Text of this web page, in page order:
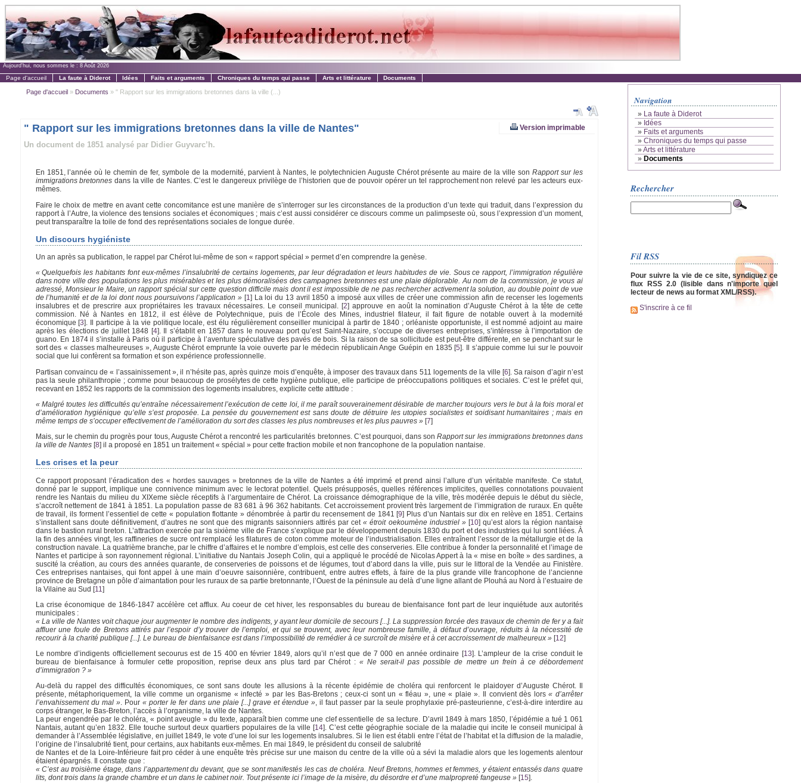
Aujourd'hui, nous sommes le : 8 Août 2026
Page d'accueil La faute à Diderot Idées Faits et arguments Chroniques du temps qui passe Arts et littérature Documents
Page d'accueil» Documents » " Rapport sur les immigrations bretonnes dans la ville (...)
Version imprimable
" Rapport sur les immigrations bretonnes dans la ville de Nantes"
Un document de 1851 analysé par Didier Guyvarc’h.
En 1851, l’année où le chemin de fer, symbole de la modernité, parvient à Nantes, le polytechnicien Auguste Chérot présente au maire de la ville sonRapport sur les
immigrations bretonnes dans la ville de Nantes. C’est le dangereux privilège de l’historien que de pouvoir opérer un tel rapprochement non relevé par les acteurs eux-
mêmes.
Faire le choix de mettre en avant cette concomitance est une manière de s’interroger sur les circonstances de la production d’un texte qui traduit, dans l’expression du
rapport à l’Autre, la violence des tensions sociales et économiques ; mais c’est aussi considérer ce discours comme un palimpseste où, sous l’expression d’un moment,
peut transparaître la toile de fond des représentations sociales de longue durée.
Un discours hygiéniste
Un an après sa publication, le rappel par Chérot lui-même de son « rapport spécial » permet d’en comprendre la genèse.
« Quelquefois les habitants font eux-mêmes l’insalubrité de certains logements, par leur dégradation et leurs habitudes de vie. Sous ce rapport, l’immigration régulière
dans notre ville des populations les plus misérables et les plus démoralisées des campagnes bretonnes est une plaie déplorable. Au nom de la commission, je vous ai
adressé, Monsieur le Maire, un rapport spécial sur cette question difficile mais dont il est impossible de ne pas rechercher activement la solution, au double point de vue
de l’humanité et de la loi dont nous poursuivons l’application » [1] La loi du 13 avril 1850 a imposé aux villes de créer une commission afin de recenser les logements
insalubres et de prescrire aux propriétaires les travaux nécessaires. Le conseil municipal. [2] approuve en août la nomination d’Auguste Chérot à la tête de cette
commission. Né à Nantes en 1812, il est élève de Polytechnique, puis de l’École des Mines, industriel filateur, il fait figure de notable ouvert à la modernité
économique [3]. Il participe à la vie politique locale, est élu régulièrement conseiller municipal à partir de 1840 ; orléaniste opportuniste, il est nommé adjoint au maire
après les élections de juillet 1848 [4]. Il s’établit en 1857 dans le nouveau port qu’est Saint-Nazaire, s’occupe de diverses entreprises, s’intéresse à l’importation de
guano. En 1874 il s’installe à Paris où il participe à l’aventure spéculative des pavés de bois. Si la raison de sa sollicitude est peut-être différente, en se penchant sur le
sort des « classes malheureuses », Auguste Chérot emprunte la voie ouverte par le médecin républicain Ange Guépin en 1835 [5]. Il s’appuie comme lui sur le pouvoir
social que lui confèrent sa formation et son expérience professionnelle.
Partisan convaincu de « l’assainissement », il n’hésite pas, après quinze mois d’enquête, à imposer des travaux dans 511 logements de la ville [6]. Sa raison d’agir n’est
pas la seule philanthropie ; comme pour beaucoup de prosélytes de cette hygiène publique, elle participe de préoccupations politiques et sociales. C’est le préfet qui,
recevant en 1852 les rapports de la commission des logements insalubres, explicite cette attitude :
« Malgré toutes les difficultés qu’entraîne nécessairement l’exécution de cette loi, il me paraît souverainement désirable de marcher toujours vers le but à la fois moral et
d’amélioration hygiénique qu’elle s’est proposée. La pensée du gouvernement est sans doute de détruire les utopies socialistes et soidisant humanitaires ; mais en
même temps de s’occuper effectivement de l’amélioration du sort des classes les plus nombreuses et les plus pauvres »[7]
Mais, sur le chemin du progrès pour tous, Auguste Chérot a rencontré les particularités bretonnes. C’est pourquoi, dans sonRapport sur les immigrations bretonnes dans
la ville de Nantes[8] il a proposé en 1851 un traitement « spécial » pour cette fraction mobile et non francophone de la population nantaise.
Les crises et la peur
Ce rapport proposant l’éradication des « hordes sauvages » bretonnes de la ville de Nantes a été imprimé et prend ainsi l’allure d’un véritable manifeste. Ce statut,
donné par le support, implique une connivence minimum avec le lectorat potentiel. Quels présupposés, quelles références implicites, quelles connotations pouvaient
rendre les Nantais du milieu du XIXeme siècle réceptifs à l’argumentaire de Chérot. La croissance démographique de la ville, très modérée depuis le début du siècle,
s’accroît nettement de 1841 à 1851. La population passe de 83 681 à 96 362 habitants. Cet accroissement provient très largement de l’immigration de ruraux. En quête
de travail, ils forment l’essentiel de cette « population flottante » dénombrée à partir du recensement de 1841 [9] Plus d’un Nantais sur dix en relève en 1851. Certains
s’installent sans doute définitivement, d’autres ne sont que des migrants saisonniers attirés par cet« étroit oekoumène industriel »[10]qu’est alors la région nantaise
dans le bastion rural breton. L’attraction exercée par la sixième ville de France s’explique par le développement depuis 1830 du port et des industries qui lui sont liées. À
la fin des années vingt, les raffineries de sucre ont remplacé les filatures de coton comme moteur de l’industrialisation. Elles entraînent l’essor de la métallurgie et de la
construction navale. La quatrième branche, par le chiffre d’affaires et le nombre d’emplois, est celle des conserveries. Elle contribue à fonder la personnalité et l’image de
Nantes et participe à son rayonnement régional. L’initiative du Nantais Joseph Colin, qui a appliqué le procédé de Nicolas Appert à la « mise en boîte » des sardines, a
suscité la création, au cours des années quarante, de conserveries de poissons et de légumes, tout d’abord dans la ville, puis sur le littoral de la Vendée au Finistère.
Ces entreprises nantaises, qui font appel à une main d’oeuvre saisonnière, contribuent, entre autres effets, à faire de la plus grande ville francophone de l’ancienne
province de Bretagne un pôle d’aimantation pour les ruraux de sa partie bretonnante, l’Ouest de la péninsule au delà d’une ligne allant de Plouhá au Nord à l’estuaire de
la Vilaine au Sud [11 ]
La crise économique de 1846-1847 accélère cet afflux. Au coeur de cet hiver, les responsables du bureau de bienfaisance font part de leur inquiétude aux autorités
municipales :
« La ville de Nantes voit chaque jour augmenter le nombre des indigents, y ayant leur domicile de secours [...]. La suppression forcée des travaux de chemin de fer y a fait
affluer une foule de Bretons attirés par l’espoir d’y trouver de l’emploi, et qui se trouvent, avec leur nombreuse famille, à défaut d’ouvrage, réduits à la nécessité de
recourir à la charité publique [...]. Le bureau de bienfaisance est dans l’impossibilité de remédier à ce surcroît de misère et à cet accroissement de malheureux »[12]
Le nombre d’indigents officiellement secourus est de 15 400 en février 1849, alors qu’il n’est que de 7 000 en année ordinaire [13]. L’ampleur de la crise conduit le
bureau de bienfaisance à formuler cette proposition, reprise deux ans plus tard par Chérot : « Ne serait-il pas possible de mettre un frein à ce débordement
d’immigration ? »
Au-delà du rappel des difficultés économiques, ce sont sans doute les allusions à la récente épidémie de choléra qui renforcent le plaidoyer d’Auguste Chérot. Il
présente, métaphoriquement, la ville comme un organisme « infecté » par les Bas-Bretons ; ceux-ci sont un « fléau », une « plaie ». Il convient dès lors« d’arrêter
l’envahissement du mal ». Pour « porter le fer dans une plaie [...] grave et étendue », il faut passer par la seule prophylaxie pré-pasteurienne, c’est-à-dire interdire au
corps étranger, le Bas-Breton, l’accès à l’organisme, la ville de Nantes.
La peur engendrée par le choléra, « point aveugle » du texte, apparaît bien comme une clef essentielle de sa lecture. D’avril 1849 à mars 1850, l’épidémie a tué 1 061
Nantais, autant qu’en 1832. Elle touche surtout deux quartiers populaires de la ville [14]. C’est cette géographie sociale de la maladie qui incite le conseil municipal à
demander à l’Assemblée législative, en juillet 1849, le vote d’une loi sur les logements insalubres. Si le lien est établi entre l’état de l’habitat et la diffusion de la maladie,
l’origine de l’insalubrité tient, pour certains, aux habitants eux-mêmes. En mai 1849, le président du conseil de salubrité
de Nantes et de la Loire-Inférieure fait pro céder à une enquête très précise sur une maison du centre de la ville où a sévi la maladie alors que les logements alentour
étaient épargnés. Il constate que :
« C’est au troisième étage, dans l’appartement du devant, que se sont manifestés les cas de choléra. Neuf Bretons, hommes et femmes, y étaient entassés dans quatre
lits, dont trois dans la grande chambre et un dans le cabinet noir. Tout présente ici l’image de la misère, du désordre et d’une malpropreté fangeuse »[15].
Navigation
» La faute à Diderot
» Idées
» Faits et arguments
» Chroniques du temps qui passe
»Arts et littérature
» Documents
Rechercher
Fil RSS
Pour suivre la vie de ce site, syndiquez ce
flux RSS 2.0 (lisible dans n'importe quel
lecteur de news au format XML/RSS).
S'inscrire à ce fil